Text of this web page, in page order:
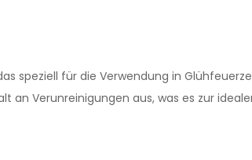
speziell für die Verwendung in
an Verunreinigungen aus, was es zur